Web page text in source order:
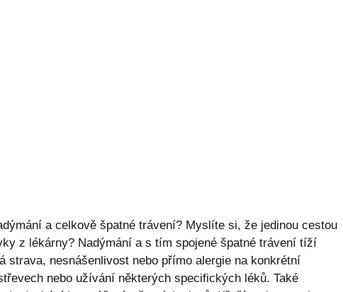
a celkově špatné trávení? Myslíte si, že jedinou cestou
z lékárny? Nadýmání a s tím spojené špatné trávení tíží
strava, nesnášenlivost nebo přímo alergie na konkrétní
nebo užívání některých specifických léků. Také